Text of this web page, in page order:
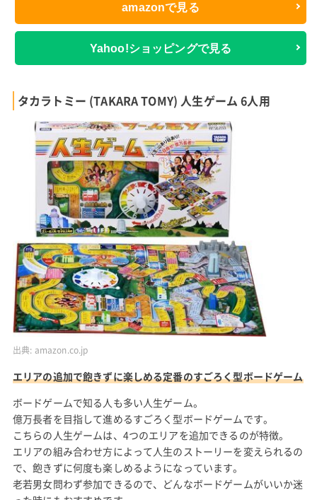
amazonで見る
Yahoo!ショッピングで見る
タカラトミー (TAKARA TOMY) 人生ゲーム 6人用
出典: amazon.co.jp
エリアの追加で飽きずに楽しめる定番のすごろく型ボードゲーム
ボードゲームで知る人も多い人生ゲーム。
億万長者を目指して進めるすごろく型ボードゲームです。
こちらの人生ゲームは、4つのエリアを追加できるのが特徴。
エリアの組み合わせ方によって人生のストーリーを変えられるの
で、飽きずに何度も楽しめるようになっています。
老若男女問わず参加できるので、どんなボードゲームがいいか迷